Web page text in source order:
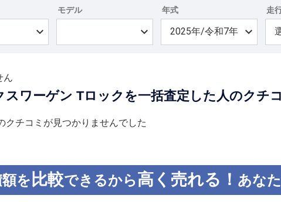
プに再設定された。
モデル 年式 走
ん
スワーゲン Tロックを一括査定した人のクチ
クチコミが見つかりませんでした
額を 比較できるから高く売れる！ あな